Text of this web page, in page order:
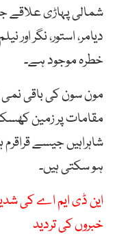
شمالی پہاڑی علاقے
دیامر، استور، نگر
خطرہ موجود ہے۔
مون سون کی باقی
مقامات پر زمین
شاہراہیں جیسے قراقرم
ہو سکتی ہیں۔
این ڈی ایم اے کی
خبروں کی تردید